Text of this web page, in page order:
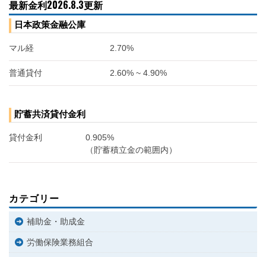
最新金利2026.8.3更新
日本政策金融公庫
マル経 2.70%
普通貸付 2.60% ~ 4.90%
貯蓄共済貸付金利
貸付金利
0.905%
（貯蓄積立金の範囲内）
カテゴリー
補助金・助成金
労働保険業務組合